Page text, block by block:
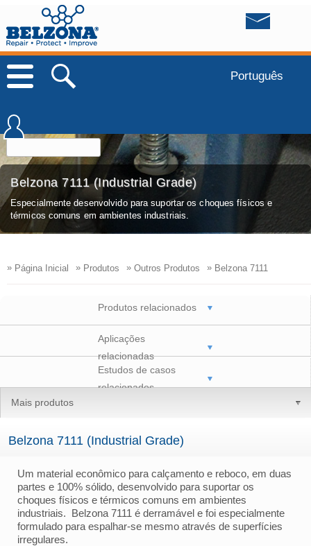
Português
Belzona 7111 (Industrial Grade)
Especialmente desenvolvido para suportar os choques físicos e
térmicos comuns em ambientes industriais.
» Página Inicial » Produtos » Outros Produtos » Belzona 7111
Produtos relacionados
Aplicações
relacionadas
Estudos de casos
relacionados
Mais produtos
Belzona 7111 (Industrial Grade)
Um material econômico para calçamento e reboco, em duas
partes e 100% sólido, desenvolvido para suportar os
choques físicos e térmicos comuns em ambientes
industriais. Belzona 7111 é derramável e foi especialmente
formulado para espalhar-se mesmo através de superfícies
irregulares.